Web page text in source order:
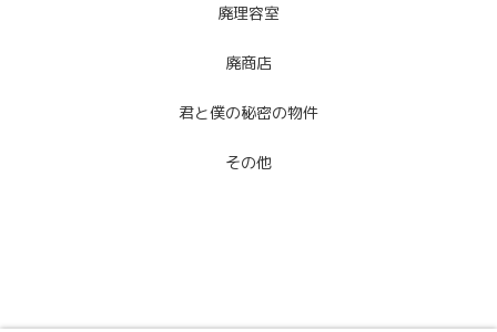
廃理容室
廃商店
君と僕の秘密の物件
その他